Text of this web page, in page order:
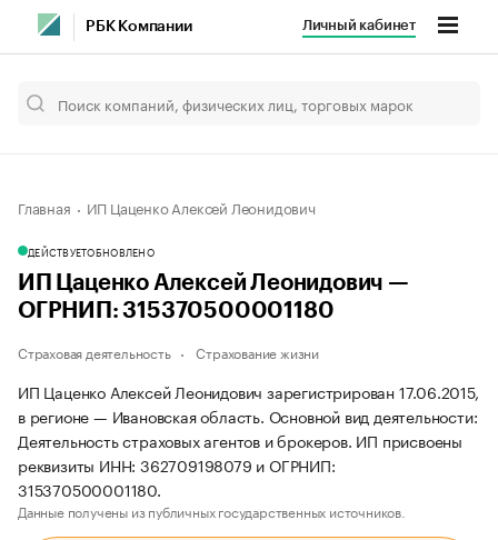
РБК Компании Личный кабинет
Главная ИП Цаценко Алексей Леонидович
ДЕЙСТВУЕТОБНОВЛЕНО
ИП Цаценко Алексей Леонидович —
ОГРНИП: 315370500001180
Страховая деятельность Страхование жизни
ИП Цаценко Алексей Леонидович зарегистрирован 17.06.2015,
в регионе — Ивановская область. Основной вид деятельности:
Деятельность страховых агентов и брокеров. ИП присвоены
реквизиты ИНН: 362709198079 и ОГРНИП:
315370500001180.
Данные получены из публичных государственных источников.